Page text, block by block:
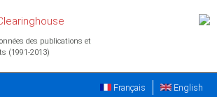
des publications et
(1991-2013)
English
Français